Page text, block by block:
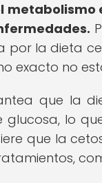
por la dieta
exacto no
que la
lo
que la